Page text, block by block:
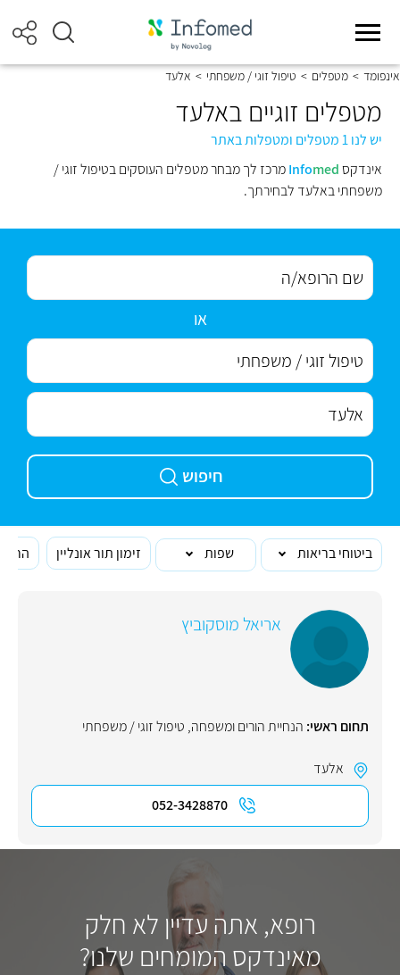
אינפומד > מטפלים > טיפול זוגי / משפחתי > אלעד
מטפלים זוגיים באלעד
יש לנו 1 מטפלים ומטפלות באתר
אינדקס
Infomed
מרכז לך מבחר מטפלים העוסקים בטיפול זוגי /
משפחתי באלעד לבחירתך.
או
חיפוש
ביטוחי בריאות שפות זימון תור אונליין
אריאל מוסקוביץ
תחום ראשי: הנחיית הורים ומשפחה, טיפול זוגי / משפחתי
אלעד
052-3428870
רופא, אתה עדיין לא חלק
מאינדקס המומחים שלנו?